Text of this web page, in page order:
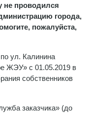
не проводился
города,
пожалуйста,
ул. Калинина
ЖЭУ» с 01.05.2019 в
собственников
заказчика» (до